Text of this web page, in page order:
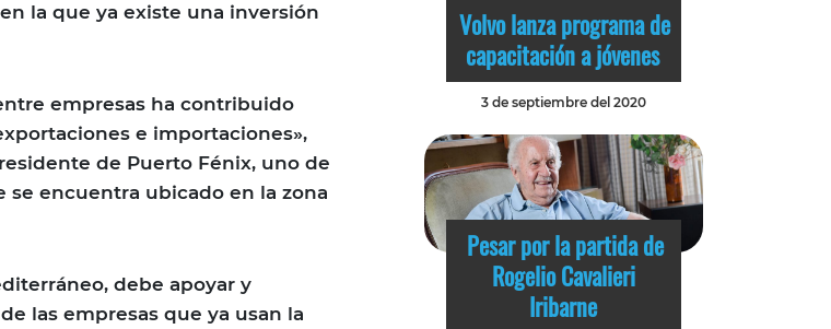
la que ya existe una inversión
empresas ha contribuido
e importaciones»,
de Puerto Fénix, uno de
se encuentra ubicado en la zona
debe apoyar y
las empresas que ya usan la
Volvo lanza programa de
capacitación a jóvenes
3 de septiembre del 2020
Pesar por la partida de
Rogelio Cavalieri
Iribarne